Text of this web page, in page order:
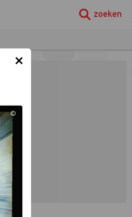
zoeken
×
©